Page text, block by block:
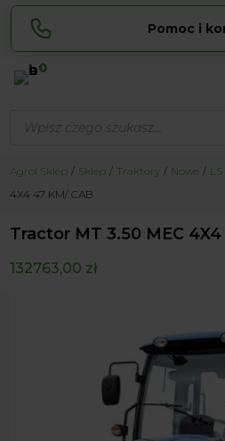
Pomoc i
Spróbuj
0
produktów
Agrol Sklep Sklep Traktory Nowe
4X4 47 KM/ CAB
Tractor MT 3.50 MEC
132763,00 zł